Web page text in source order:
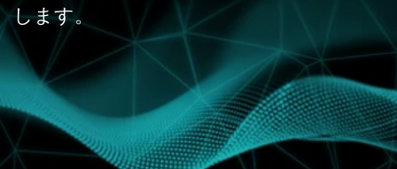
します。